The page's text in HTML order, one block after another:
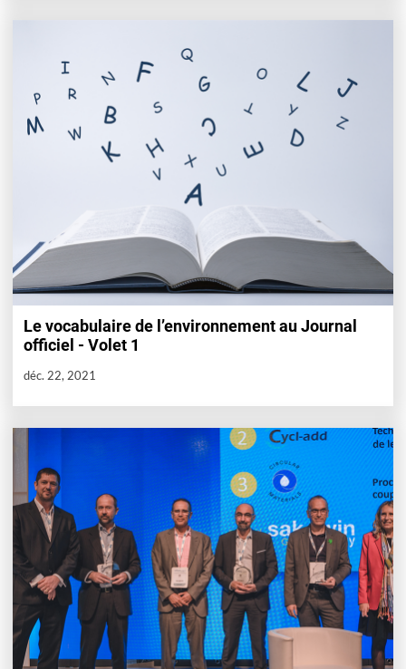
Le vocabulaire de l’environnement au Journal
officiel - Volet 1
déc. 22, 2021